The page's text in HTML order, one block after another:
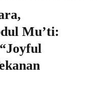
Mu’ti: